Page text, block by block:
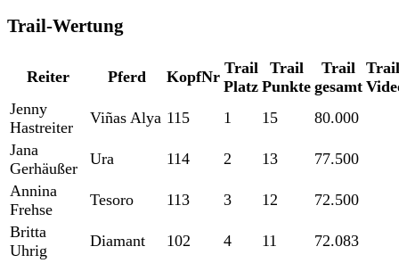
Trail-Wertung
Reiter Pferd KopfNr Trail
Platz
Trail
Punkte
Trail
gesamt
Jenny
Hastreiter
Viñas Alya 115 1 15
80.000
Jana
Gerhäußer
Ura 114 2 13
77.500
Annina
Frehse
Tesoro 113 3 12
72.500
Britta
Uhrig
Diamant 102 4 11
72.083